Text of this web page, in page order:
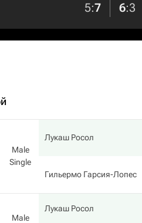
5:7 6:3
Male
Single
Лукаш Росол
Гильермо Гарсия-Лопес
Male
Лукаш Росол